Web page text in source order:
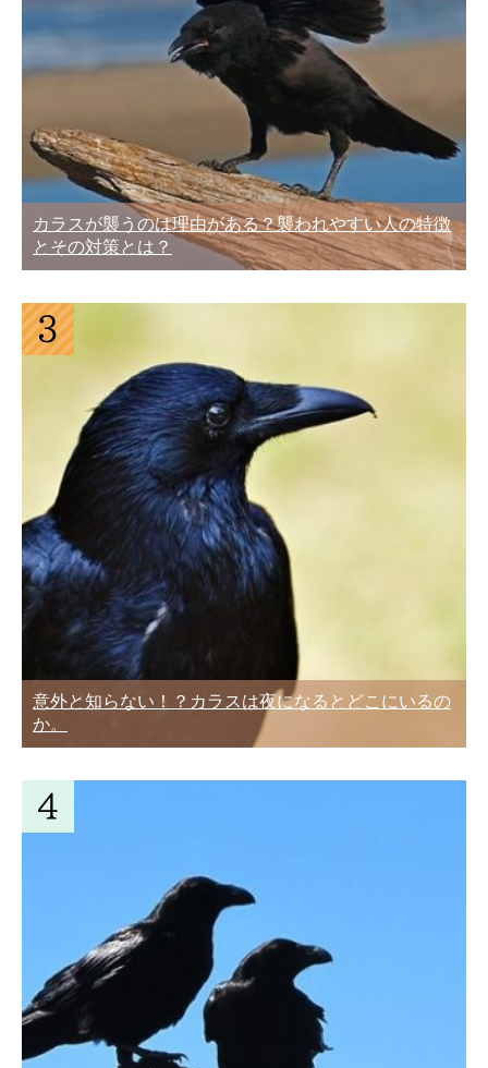
カラスが襲うのは理由がある？襲われやすい人の特徴
とその対策とは？
意外と知らない！？カラスは夜になるとどこにいるの
か。